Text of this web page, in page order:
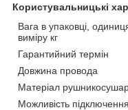
Користувальницькі
Вага в упаковці,
виміру кг
Гарантийний термін
Довжина провода
Матеріал
Можливість підключення